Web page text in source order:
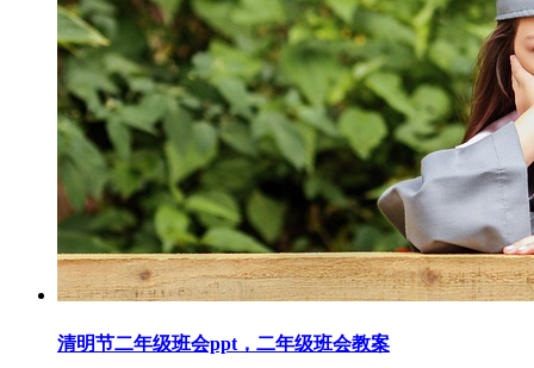
清明节二年级班会ppt，二年级班会教案